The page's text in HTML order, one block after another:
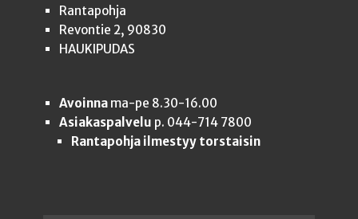
Rantapohja
Revontie 2, 90830
HAUKIPUDAS
Avoinnama-pe 8.30-16.00
Asiakaspalvelu p. 044-714 7800
Rantapohja ilmestyy torstaisin